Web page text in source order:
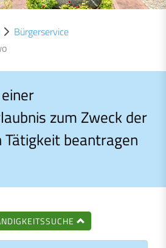
Bürgerservice
zum Zweck der
beantragen
zum Zweck der